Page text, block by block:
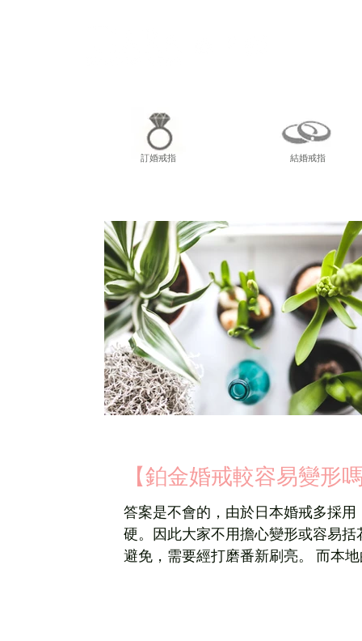
訂婚戒指 結婚戒指
【鉑金婚戒較容易變形
答案是不會的，由於日本婚戒多採
硬。因此大家不用擔心變形或容易
避免，需要經打磨番新刷亮。 而本地的小形珠寶工場多採用「鑄造」技術成形，戒指